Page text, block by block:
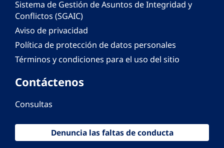
Sistema de Gestión de Asuntos de Integridad y
Conflictos (SGAIC)
Aviso de privacidad
Política de protección de datos personales
Términos y condiciones para el uso del sitio
Contáctenos
Consultas
Denuncia las faltas de conducta